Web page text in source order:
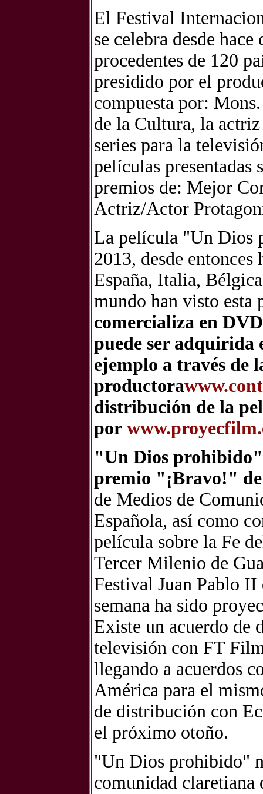
El Festival
se celebra desde
procedentes de 120
presidido por el
compuesta por:
de la Cultura, la
series para la
películas presentadas
premios de: Mejor
Actriz/Actor
La película "Un Dios
2013, desde entonces
España, Italia,
mundo han visto esta
comercializa en
puede ser adquirida
ejemplo a través de
productora
distribución de la
por
"Un Dios prohibido"
premio "¡Bravo!" de
de Medios de
Española, así como
película sobre la Fe
Tercer Milenio de
Festival Juan Pablo
semana ha sido
Existe un acuerdo de
televisión con FT
llegando a acuerdos
América para el
de distribución con
el próximo otoño.
"Un Dios prohibido"
comunidad claretiana